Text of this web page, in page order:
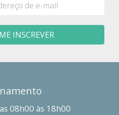
INSCREVER
08h00 às 18h00